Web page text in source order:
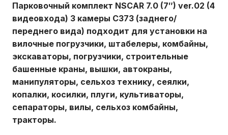
Парковочный комплект NSCAR 7.0 (7″) ver.02 (4
видеовхода) 3 камеры C373 (заднего/
переднего вида) подходит для установки на
вилочные погрузчики, штабелеры, комбайны,
экскаваторы, погрузчики, строительные
башенные краны, вышки, автокраны,
манипуляторы, сельхоз технику, сеялки,
копалки, косилки, плуги, культиваторы,
сепараторы, вилы, сельхоз комбайны,
тракторы.